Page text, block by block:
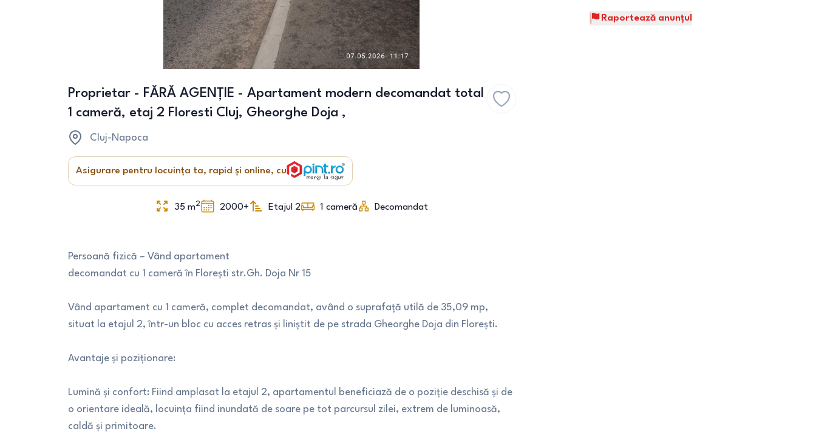
Proprietar - FĂRĂ AGENȚIE - Apartament modern decomandat total
1 cameră, etaj 2 Floresti Cluj, Gheorghe Doja ,
Cluj-Napoca
Asigurare pentru locuința ta, rapid și online, cu
35 m2 2000+ Etajul 2 1 cameră Decomandat
Persoană fizică – Vând apartament
decomandat cu 1 cameră în Florești str.Gh. Doja Nr 15
Vând apartament cu 1 cameră, complet decomandat, având o suprafață utilă de 35,09 mp,
situat la etajul 2, într-un bloc cu acces retras și liniștit de pe strada Gheorghe Doja din Florești.
Avantaje și poziționare:
Lumină și confort: Fiind amplasat la etajul 2, apartamentul beneficiază de o poziție deschisă și de
o orientare ideală, locuința fiind inundată de soare pe tot parcursul zilei, extrem de luminoasă,
caldă și primitoare.
Raportează anunțul